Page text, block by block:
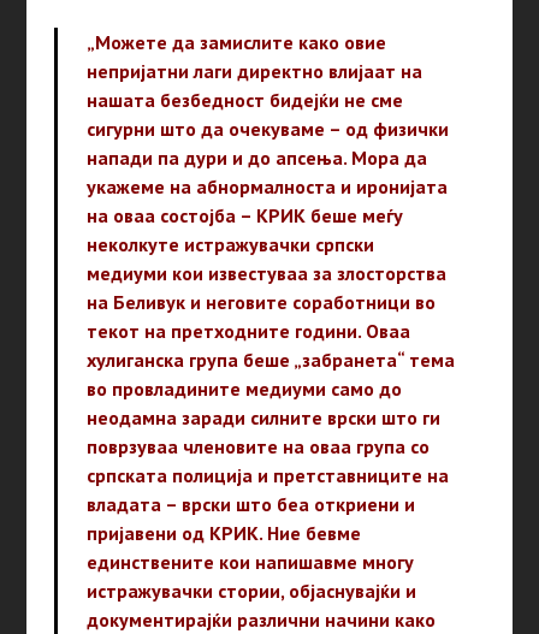
„Можете да замислите како овие
непријатни лаги директно влијаат на
нашата безбедност бидејќи не сме
сигурни што да очекуваме – од физички
напади па дури и до апсења. Мора да
укажеме на абнормалноста и иронијата
на оваа состојба – КРИК беше меѓу
неколкуте истражувачки српски
медиуми кои известуваа за злосторства
на Беливук и неговите соработници во
текот на претходните години. Оваа
хулиганска група беше „забранета“ тема
во провладините медиуми само до
неодамна заради силните врски што ги
поврзуваа членовите на оваа група со
српската полиција и претставниците на
владата – врски што беа откриени и
пријавени од КРИК. Ние бевме
единствените кои напишавме многу
истражувачки стории, објаснувајќи и
документирајќи различни начини како